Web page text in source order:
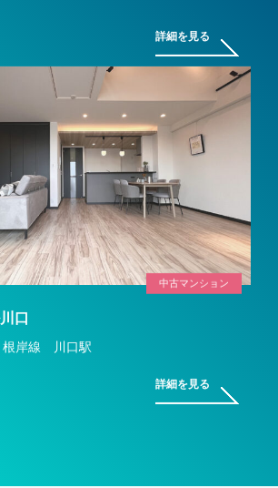
詳細を見る
中古マンション
口
根岸線 川口駅
詳細を見る